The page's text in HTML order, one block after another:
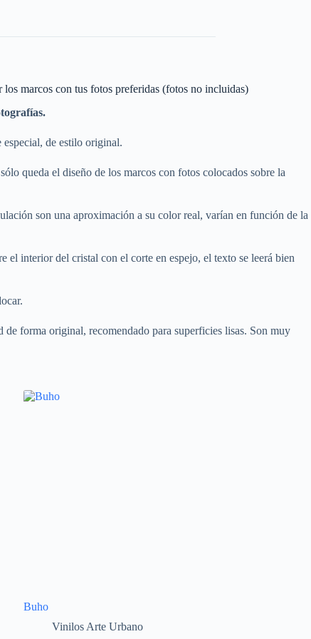
los marcos con tus fotos preferidas (fotos no incluidas)
especial, de estilo original.
queda el diseño de los marcos con fotos colocados sobre la
son una aproximación a su color real, varían en función de la
el interior del cristal con el corte en espejo, el texto se leerá bien
de forma original, recomendado para superficies lisas. Son muy
Buho
Vinilos Arte Urbano